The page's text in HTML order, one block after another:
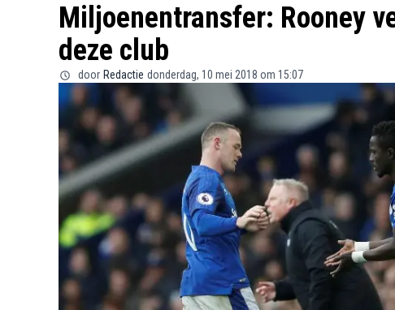
Miljoenentransfer: Rooney
deze club
door Redactie donderdag, 10 mei 2018 om 15:07